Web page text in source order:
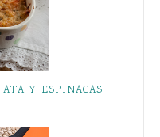
Y ESPINACAS